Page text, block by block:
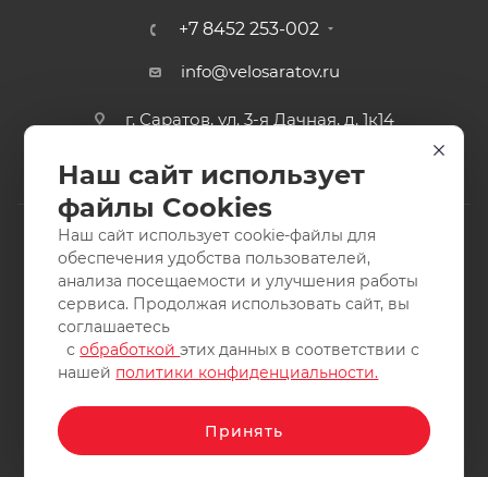
+7 8452 253-002
info@velosaratov.ru
г. Саратов, ул. 3-я Дачная, д. 1к14
2011-2026 © интернет-магазин спортивных товаров
ВелоСаратов. Не является публичной офертой. Все права
защищены. Заимствование материалов и фотографий
запрещено.
Наш сайт использует
файлы Cookies
Наш сайт использует cookie-файлы для
обеспечения удобства пользователей,
анализа посещаемости и улучшения работы
сервиса. Продолжая использовать сайт, вы
соглашаетесь
собработкойэтих данных в соответствии с
нашей политики конфиденциальности.
Принять